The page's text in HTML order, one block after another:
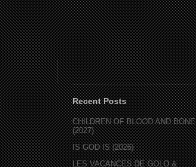
Recent Posts
CHILDREN OF BLOOD AND BONE
(2027)
IS GOD IS (2026)
LES VACANCES DE GOLO &